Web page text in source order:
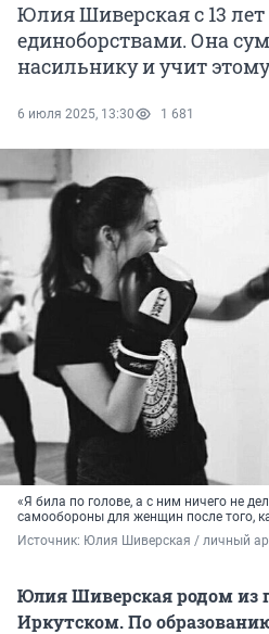
Юлия Шиверская с 13
единоборствами. Она
насильнику и учит
6 июля 2025, 13:30 1 681
«Я била по голове, а с ним ничего не
самообороны для женщин после того,
Источник: Юлия Шиверская / личный
Юлия Шиверская родом из
Иркутском. По